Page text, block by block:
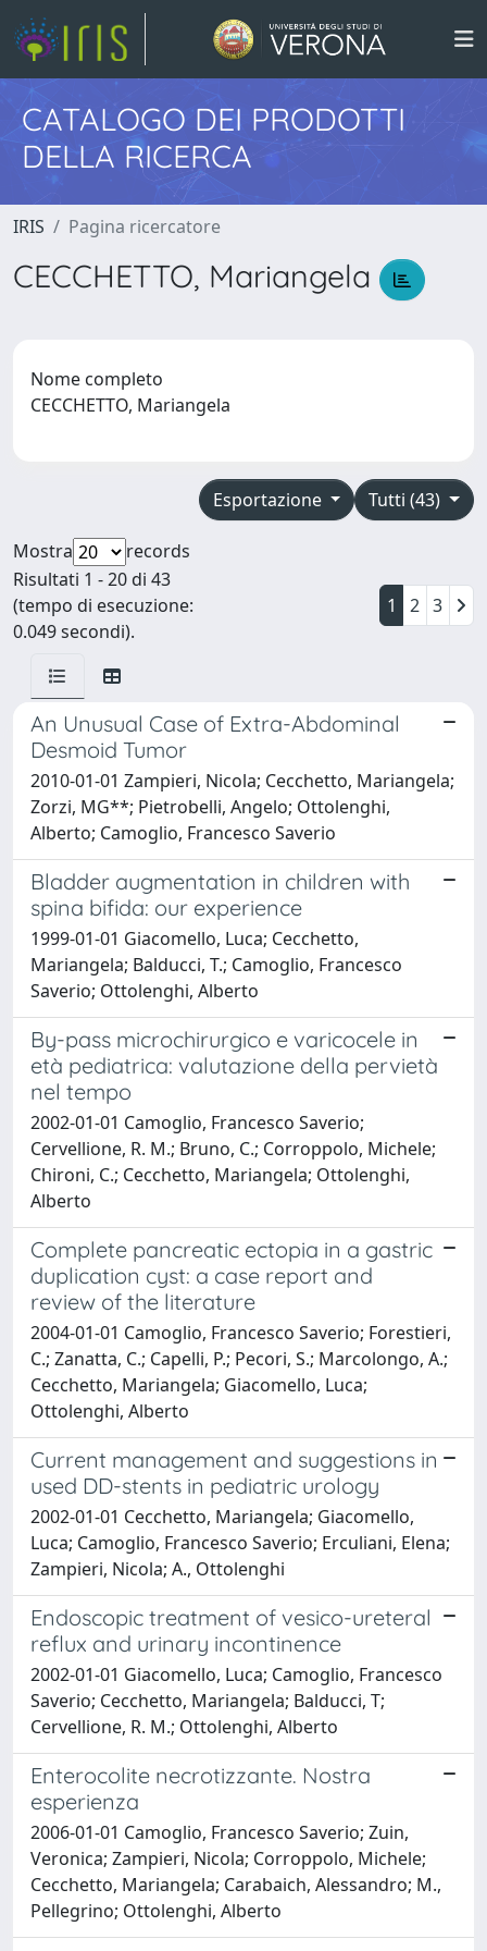
CATALOGO DEI PRODOTTI
DELLA RICERCA
IRIS Pagina ricercatore
CECCHETTO, Mariangela
Nome completo
CECCHETTO, Mariangela
Tutti (43)
Esportazione
Mostra
records
Risultati 1 - 20 di 43
(tempo di esecuzione:
0.049 secondi).
1 2 3
An Unusual Case of Extra-Abdominal
Desmoid Tumor
2010-01-01 Zampieri, Nicola; Cecchetto, Mariangela;
Zorzi, MG**; Pietrobelli, Angelo; Ottolenghi,
Alberto; Camoglio, Francesco Saverio
Bladder augmentation in children with
spina bifida: our experience
1999-01-01 Giacomello, Luca; Cecchetto,
Mariangela; Balducci, T.; Camoglio, Francesco
Saverio; Ottolenghi, Alberto
By-pass microchirurgico e varicocele in
età pediatrica: valutazione della pervietà
nel tempo
2002-01-01 Camoglio, Francesco Saverio;
Cervellione, R. M.; Bruno, C.; Corroppolo, Michele;
Chironi, C.; Cecchetto, Mariangela; Ottolenghi,
Alberto
Complete pancreatic ectopia in a gastric
duplication cyst: a case report and
review of the literature
2004-01-01 Camoglio, Francesco Saverio; Forestieri,
C.; Zanatta, C.; Capelli, P.; Pecori, S.; Marcolongo, A.;
Cecchetto, Mariangela; Giacomello, Luca;
Ottolenghi, Alberto
Current management and suggestions in
used DD-stents in pediatric urology
2002-01-01 Cecchetto, Mariangela; Giacomello,
Luca; Camoglio, Francesco Saverio; Erculiani, Elena;
Zampieri, Nicola; A., Ottolenghi
Endoscopic treatment of vesico-ureteral
reflux and urinary incontinence
2002-01-01 Giacomello, Luca; Camoglio, Francesco
Saverio; Cecchetto, Mariangela; Balducci, T;
Cervellione, R. M.; Ottolenghi, Alberto
Enterocolite necrotizzante. Nostra
esperienza
2006-01-01 Camoglio, Francesco Saverio; Zuin,
Veronica; Zampieri, Nicola; Corroppolo, Michele;
Cecchetto, Mariangela; Carabaich, Alessandro; M.,
Pellegrino; Ottolenghi, Alberto